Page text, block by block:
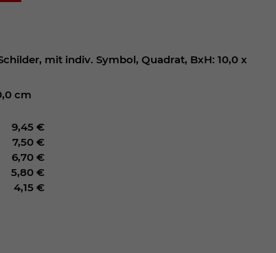
mit indiv. Symbol, Quadrat, BxH: 10,0 x
cm
9,45 €
7,50 €
6,70 €
5,80 €
4,15 €